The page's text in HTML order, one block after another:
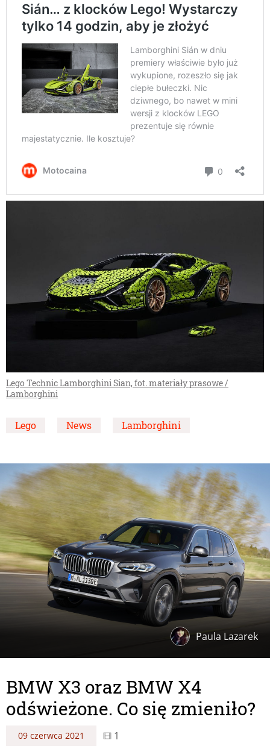
Lego Technic Lamborghini Sian, fot. materiały prasowe /
Lamborghini
Lego News Lamborghini
Paula Lazarek
BMW X3 oraz BMW X4
odświeżone. Co się zmieniło?
09 czerwca 2021 1